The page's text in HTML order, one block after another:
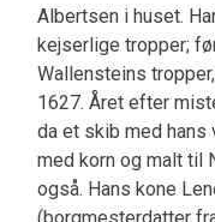
Albertsen i huset.
kejserlige tropper;
Wallensteins
1627. Året efter
da et skib med hans
med korn og malt til
også. Hans kone
(borgmesterdatter